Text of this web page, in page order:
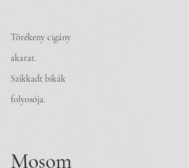
Törékeny cigány
akarat.
Szikkadt bikák
folyosója.
Mosom